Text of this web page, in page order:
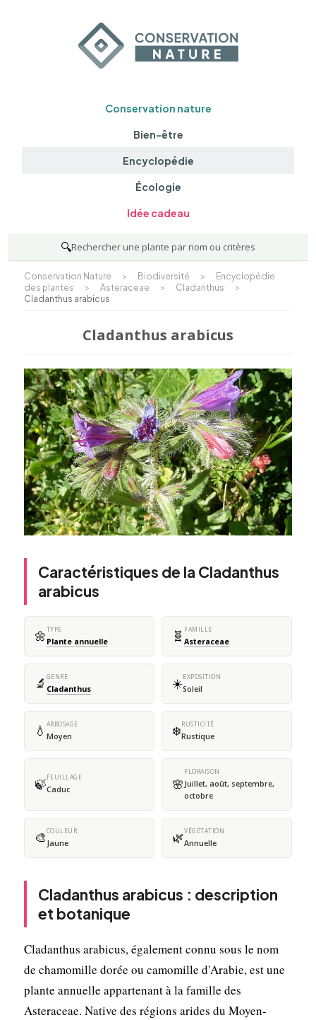
Conservation nature
Bien-être
Encyclopédie
Écologie
Idée cadeau
🔍Rechercher une plante par nom ou critères
Conservation Nature > Biodiversité >
Encyclopédie
des plantes
> Asteraceae > Cladanthus
>
Cladanthus arabicus
Cladanthus arabicus
Caractéristiques de la Cladanthus
arabicus
🌼TYPE
Plante annuelle 🧬 FAMILLE
Asteraceae
🔬 GENRE
Cladanthus ☀️EXPOSITION
Soleil
💧 ARROSAGE
Moyen ❄️RUSTICITÉ
Rustique
🍃FEUILLAGE
Caduc 🌸
FLORAISON
Juillet, août, septembre,
octobre
🎨COULEUR
Jaune 🌿VÉGÉTATION
Annuelle
Cladanthus arabicus : description
et botanique
Cladanthus arabicus, également connu sous le nom
de chamomille dorée ou camomille d'Arabie, est une
plante annuelle appartenant à la famille des
Asteraceae. Native des régions arides du Moyen-